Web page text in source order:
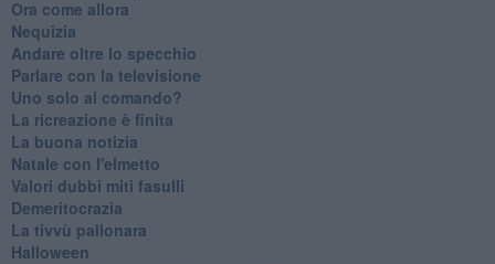
Ora come allora
Nequizia
Andare oltre lo specchio
Parlare con la televisione
Uno solo al comando?
La ricreazione è finita
La buona notizia
Natale con l'elmetto
Valori dubbi miti fasulli
Demeritocrazia
La tivvù pallonara
Halloween